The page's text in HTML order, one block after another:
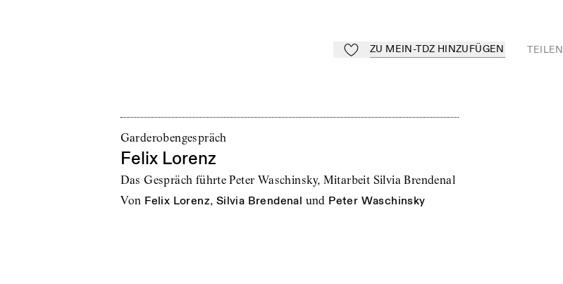
Zu Mein-TdZ hinzufügen
ZU MEIN-TDZ HINZUFÜGEN TEILEN
Garderobengespräch
Felix Lorenz
Das Gespräch führte Peter Waschinsky, Mitarbeit Silvia Brendenal
von Felix Lorenz, Silvia Brendenal und Peter Waschinsky